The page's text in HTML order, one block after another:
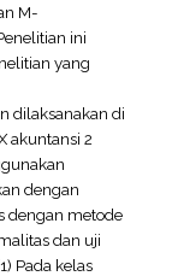
M-
ini
yang
dilaksanakan di
akuntansi 2
dengan
dengan metode
dan uji
Pada kelas